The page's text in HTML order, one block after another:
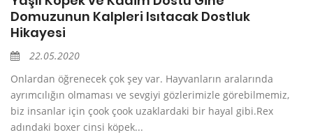
Domuzunun Kalpleri Isıtacak Dostluk
Hikayesi
22.05.2020
Onlardan öğrenecek çok şey var. Hayvanların aralarında
ayrımcılığın olmaması ve sevgiyi gözlerimizle görebilmemiz,
biz insanlar için çook çook uzaklardaki bir hayal gibi.Rex
adındaki boxer cinsi köpek...